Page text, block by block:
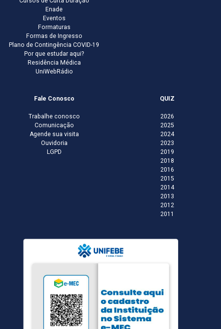
Enade
Eventos
Formaturas
Formas de Ingresso
Plano de Contingência COVID-19
Por que estudar aqui?
Residência Médica
UniWebRádio
Fale Conosco
Trabalhe conosco
Comunicação
Agende sua visita
Ouvidoria
LGPD
QUIZ
2026
2025
2024
2023
2019
2018
2016
2015
2014
2013
2012
2011